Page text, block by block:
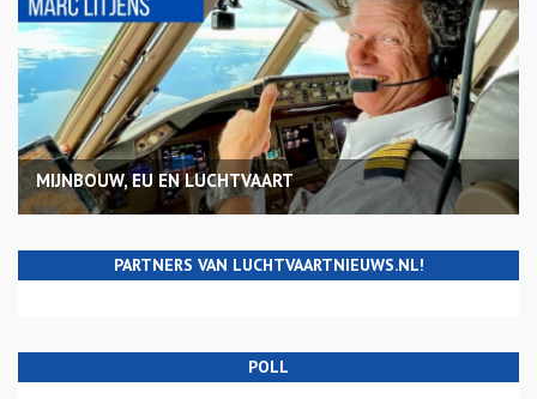
MIJNBOUW, EU EN LUCHTVAART
PARTNERS VAN LUCHTVAARTNIEUWS.NL!
POLL